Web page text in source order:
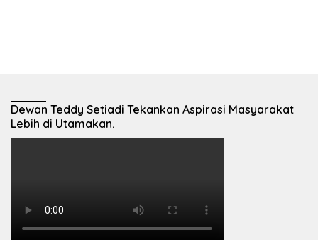
Dewan Teddy Setiadi Tekankan Aspirasi Masyarakat
Lebih di Utamakan.